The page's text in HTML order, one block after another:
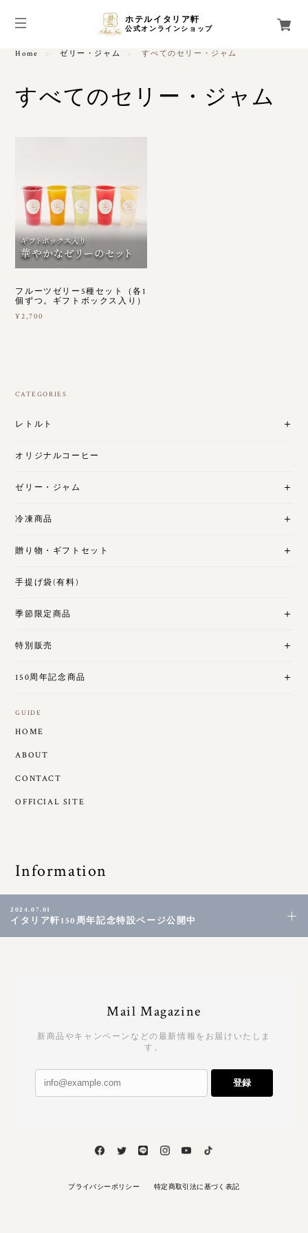
ホテルイタリア軒
公式オンラインショップ
Home ゼリー・ジャム すべてのセリー・ジャム
すべてのセリー・ジャム
フルーツゼリー5種セット（各1
個ずつ。ギフトボックス入り）
¥2,700
CATEGORIES
レトルト
オリジナルコーヒー
ゼリー・ジャム
冷凍商品
贈り物・ギフトセット
手提げ袋(有料)
季節限定商品
特別販売
150周年記念商品
GUIDE
HOME
ABOUT
CONTACT
OFFICIAL SITE
Information
2024.07.01
イタリア軒150周年記念特設ページ公開中
Mail Magazine
新商品やキャンペーンなどの最新情報をお届けいたしま
す。
登録
プライバシーポリシー 特定商取引法に基づく表記